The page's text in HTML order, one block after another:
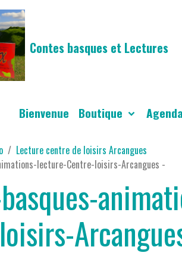
Contes basques et Lectures
Bienvenue Boutique Agenda
Lecture centre de loisirs Arcangues
lecture-Centre-loisirs-Arcangues -